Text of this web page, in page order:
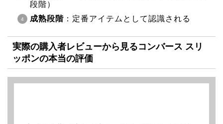
段階）
成熟段階 ：定番アイテムとして認識される
実際の購入者レビューから見るコンバース スリ
ッポンの本当の評価